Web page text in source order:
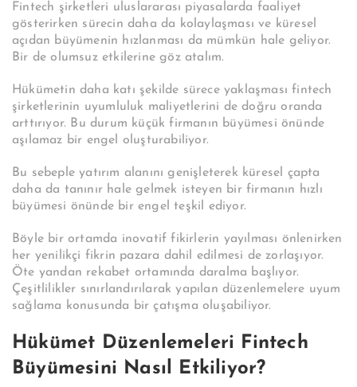
Fintech şirketleri uluslararası piyasalarda faaliyet
gösterirken sürecin daha da kolaylaşması ve küresel
açıdan büyümenin hızlanması da mümkün hale geliyor.
Bir de olumsuz etkilerine göz atalım.
Hükümetin daha katı şekilde sürece yaklaşması fintech
şirketlerinin uyumluluk maliyetlerini de doğru oranda
arttırıyor. Bu durum küçük firmanın büyümesi önünde
aşılamaz bir engel oluşturabiliyor.
Bu sebeple yatırım alanını genişleterek küresel çapta
daha da tanınır hale gelmek isteyen bir firmanın hızlı
büyümesi önünde bir engel teşkil ediyor.
Böyle bir ortamda inovatif fikirlerin yayılması önlenirken
her yenilikçi fikrin pazara dahil edilmesi de zorlaşıyor.
Öte yandan rekabet ortamında daralma başlıyor.
Çeşitlilikler sınırlandırılarak yapılan düzenlemelere uyum
sağlama konusunda bir çatışma oluşabiliyor.
Hükümet Düzenlemeleri Fintech
Büyümesini Nasıl Etkiliyor?